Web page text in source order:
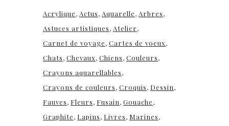
Acrylique Actus Aquarelle Arbres
Astuces artistiques Atelier
Carnet de voyage Cartes de voeux
Chats Chevaux Chiens Couleurs
Crayons aquarellables
Crayons de couleurs Croquis Dessin
Fauves Fleurs Fusain Gouache
Graphite Lapins Livres Marines